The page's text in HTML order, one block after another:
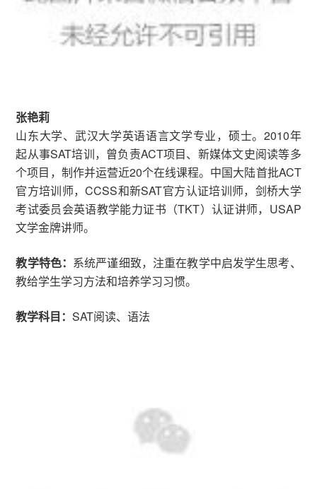
张艳莉
山东大学、武汉大学英语语言文学专业，硕士。2010年
起从事SAT培训，曾负责ACT项目、新媒体文史阅读等多
个项目，制作并运营近20个在线课程。中国大陆首批ACT
官方培训师，CCSS和新SAT官方认证培训师，剑桥大学
考试委员会英语教学能力证书（TKT）认证讲师，USAP
文学金牌讲师。
教学特色： 系统严谨细致，注重在教学中启发学生思考、
教给学生学习方法和培养学习习惯。
教学科目：SAT阅读、语法